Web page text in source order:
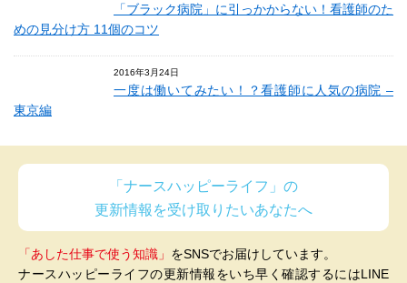
「ブラック病院」に引っかからない！看護師のた
めの見分け方 11個のコツ
2016年3月24日
一度は働いてみたい！？看護師に人気の病院 –
東京編
「ナースハッピーライフ」の
更新情報を受け取りたいあなたへ
「あした仕事で使う知識」 をSNSでお届けしています。
ナースハッピーライフの更新情報をいち早く確認するにはLINE